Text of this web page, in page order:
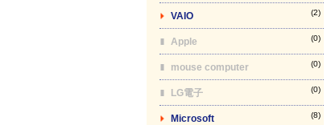
VAIO (2)
Apple (0)
mouse computer (0)
LG電子 (0)
Microsoft (8)